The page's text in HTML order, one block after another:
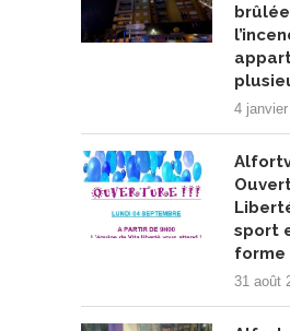
4
sport
forme
31 août